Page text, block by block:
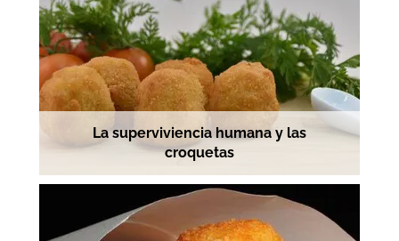
La superviviencia humana y las
croquetas